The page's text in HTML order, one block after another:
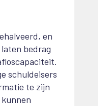
en
bedrag
schuldeisers
te zijn